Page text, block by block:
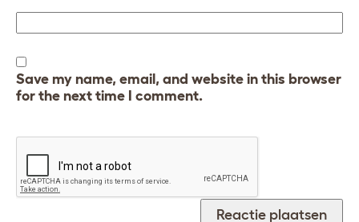
Save my name, email, and website in this browser
for the next time I comment.